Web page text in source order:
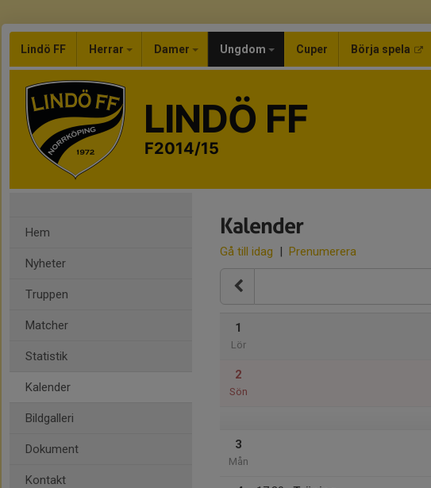
Lindö FF Herrar Damer Ungdom Cuper Börja spela
LINDÖ FF
F2014/15
Hem
Nyheter
Truppen
Matcher
Statistik
Kalender
Bildgalleri
Dokument
Kontakt
Kalender
Gå till idag | Prenumerera
1
Lör
2
Sön
3
Mån